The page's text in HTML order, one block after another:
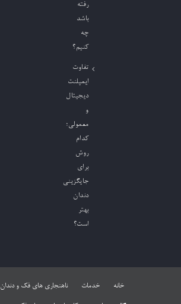
رفته
باشد
چه
کنیم؟
تفاوت
ایمپلنت
دیجیتال
و
معمولی؛
کدام
روش
برای
جایگزینی
دندان
بهتر
است؟
خانه خدمات ناهنجاری های فک و دندان